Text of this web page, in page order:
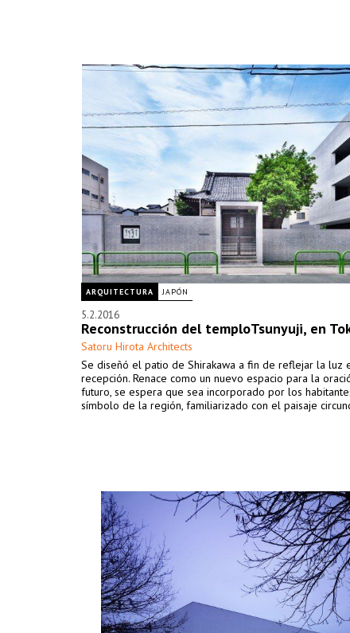
ARQUITECTURA JAPÓN
5.2.2016
Reconstrucción del temploTsunyuji, en
Satoru Hirota Architects
Se diseñó el patio de Shirakawa a fin de reflejar la luz
recepción. Renace como un nuevo espacio para la
futuro, se espera que sea incorporado por los
símbolo de la región, familiarizado con el paisaje